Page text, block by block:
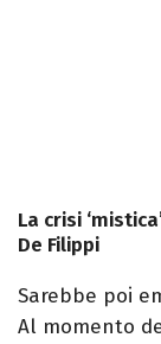
La crisi
De Filippi
Sarebbe poi
Al momento